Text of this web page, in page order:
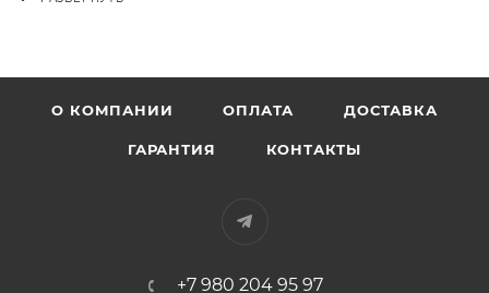
О КОМПАНИИ ОПЛАТА ДОСТАВКА
ГАРАНТИЯ КОНТАКТЫ
+7 980 204 95 97